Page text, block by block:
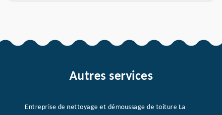
Autres services
Entreprise de nettoyage et démoussage de toiture La